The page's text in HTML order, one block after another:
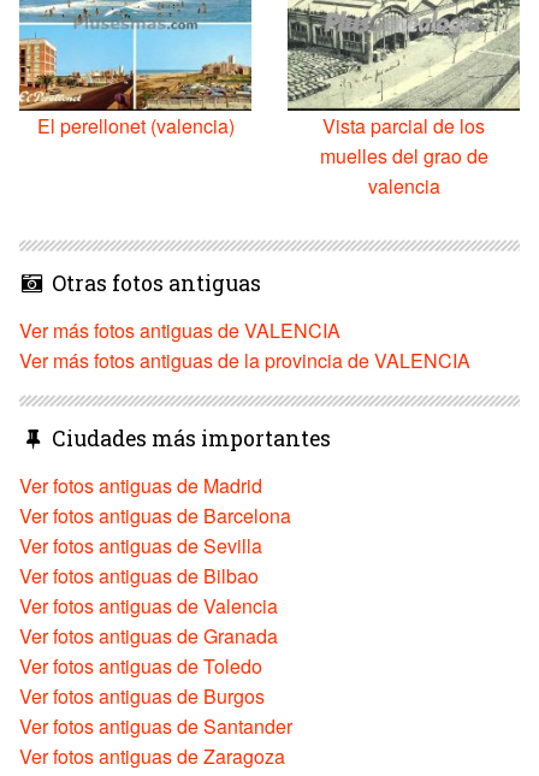
El perellonet (valencia)
Vista parcial de los
muelles del grao de
valencia
Otras fotos antiguas
Ver más fotos antiguas de VALENCIA
Ver más fotos antiguas de la provincia de VALENCIA
Ciudades más importantes
Ver fotos antiguas de Madrid
Ver fotos antiguas de Barcelona
Ver fotos antiguas de Sevilla
Ver fotos antiguas de Bilbao
Ver fotos antiguas de Valencia
Ver fotos antiguas de Granada
Ver fotos antiguas de Toledo
Ver fotos antiguas de Burgos
Ver fotos antiguas de Santander
Ver fotos antiguas de Zaragoza